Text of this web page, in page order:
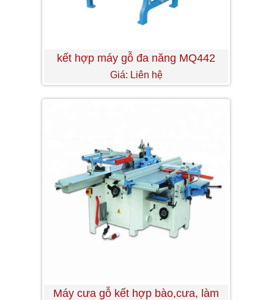
kết hợp máy gỗ đa năng MQ442
Giá: Liên hệ
Máy cưa gỗ kết hợp bào,cưa, làm